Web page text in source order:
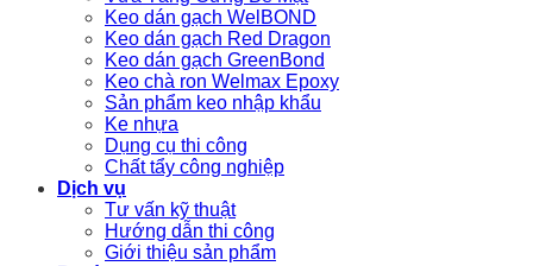
Keo dán gạch WelBOND
Keo dán gạch Red Dragon
Keo dán gạch GreenBond
Keo chà ron Welmax Epoxy
Sản phẩm keo nhập khẩu
Ke nhựa
Dụng cụ thi công
Chất tẩy công nghiệp
Dịch vụ
Tư vấn kỹ thuật
Hướng dẫn thi công
Giới thiệu sản phẩm